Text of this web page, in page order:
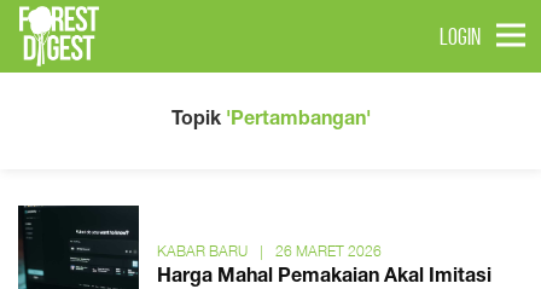
LOGIN
Topik 'Pertambangan'
KABAR BARU | 26 MARET 2026
Harga Mahal Pemakaian Akal Imitasi